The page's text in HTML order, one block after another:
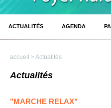
ACTUALITÉS AGENDA
accueil > Actualités
Actualités
"MARCHE RELAX"